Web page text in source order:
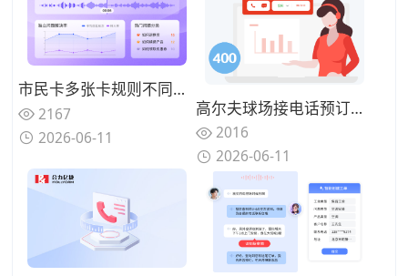
市民卡多张卡规则不同，95热线加三个线上入口同时来问，通话机器人怎么先认清是哪张卡再答
2167
2026-06-11
高尔夫球场接电话预订，通话机器人怎么接查完才能回的来电
2016
2026-06-11